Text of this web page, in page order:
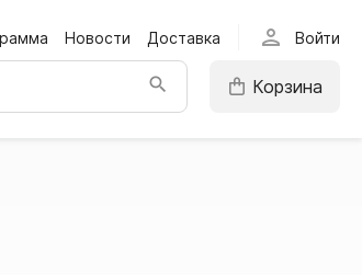
Новости Доставка person Войти
Корзина